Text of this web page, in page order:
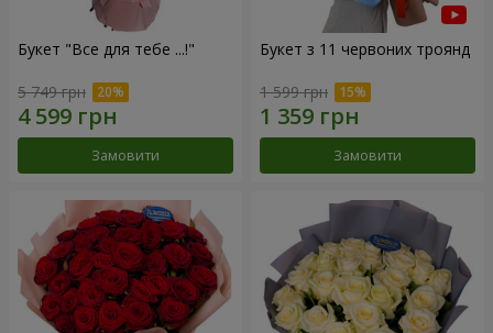
Букет "Все для тебе ...!"
5 749 грн
Замовити
Букет з 11 червоних троянд
1 599 грн
Замовити